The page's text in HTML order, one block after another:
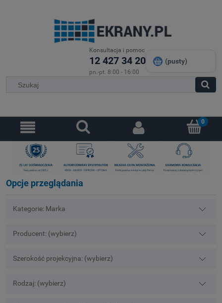
Konsultacja i pomoc
12 427 34 20
pn.-pt. 8:00 - 16:00
(pusty)
Opcje przeglądania
Kategorie: Marka
Producent: (wybierz)
Szerokość projekcyjna: (wybierz)
Rodzaj: (wybierz)